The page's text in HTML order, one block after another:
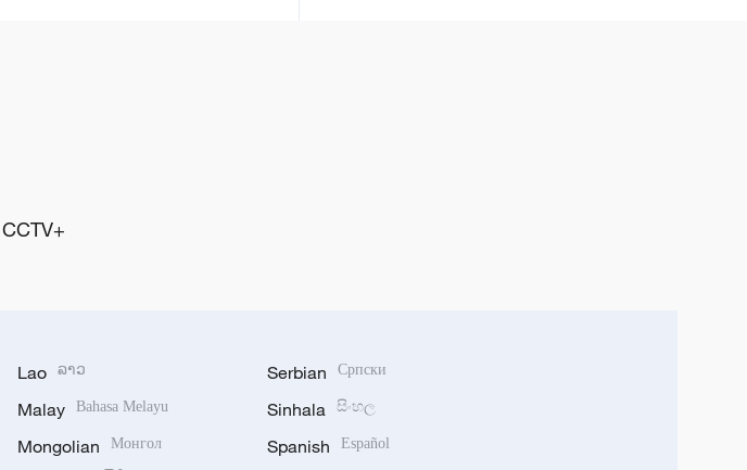
CCTV+
Lao ລາວ
Malay Bahasa Melayu
Mongolian Монгол
Serbian Српски
Sinhala සිංහල
Spanish Español